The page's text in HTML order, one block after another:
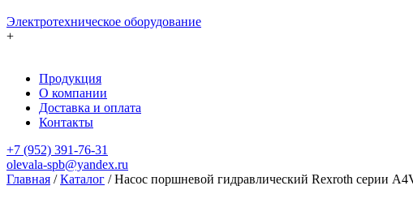
Электротехническое оборудование
+
Продукция
О компании
Доставка и оплата
Контакты
+7 (952) 391-76-31
olevala-spb@yandex.ru
Главная /Каталог /Насос поршневой гидравлический Rexroth серии